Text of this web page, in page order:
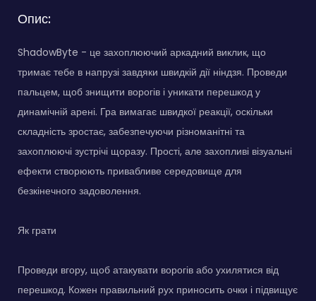
Опис:
ShadowByte - це захоплюючий аркадний виклик, що
тримає тебе в напрузі завдяки швидкій дії ніндзя. Проведи
пальцем, щоб знищити ворогів і уникати перешкод у
динамічній арені. Гра вимагає швидкої реакції, оскільки
складність зростає, забезпечуючи різноманітні та
захоплюючі зустрічі щоразу. Прості, але захопливі візуальні
ефекти створюють привабливе середовище для
безкінечного задоволення.
Як грати
Проведи вгору, щоб атакувати ворогів або ухилятися від
перешкод. Кожен правильний рух приносить очки і підвищує